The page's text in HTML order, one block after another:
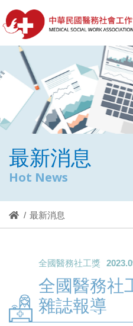
最新消息
Hot News
最新消息
全國醫務社工獎
全國醫務社
雜誌報導